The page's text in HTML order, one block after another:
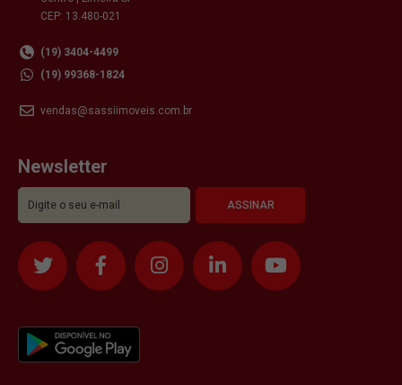
CEP: 13.480-021
(19) 3404-4499
(19) 99368-1824
vendas@sassiimoveis.com.br
Newsletter